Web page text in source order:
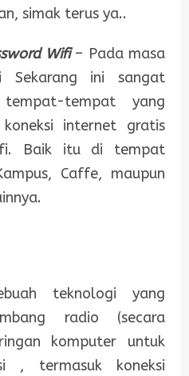
simak terus ya..
Wifi– Pada masa
Sekarang ini sangat
tempat yang
internet gratis
Baik itu di tempat
Caffe, maupun
teknologi yang
radio (secara
komputer untuk
, termasuk koneksi